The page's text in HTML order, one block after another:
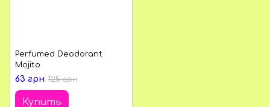
Perfumed Deodorant
Mojito
63 грн 125 грн
Купить